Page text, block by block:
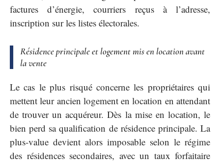
factures d’énergie, courriers reçus à l’adresse,
inscription sur les listes électorales.
Résidence principale et logement mis en location avant
la vente
Le cas le plus risqué concerne les propriétaires qui
mettent leur ancien logement en location en attendant
de trouver un acquéreur. Dès la mise en location, le
bien perd sa qualification de résidence principale. La
plus-value devient alors imposable selon le régime
des résidences secondaires, avec un taux forfaitaire